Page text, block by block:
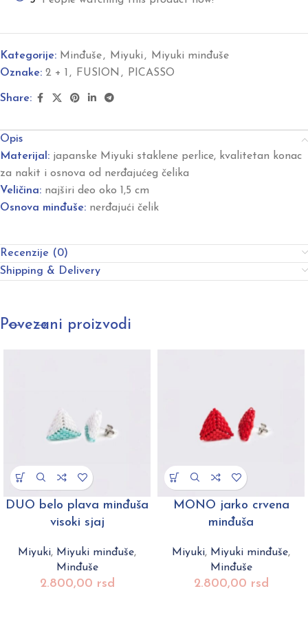
Kategorije: Minđuše, Miyuki , Miyuki minđuše
Oznake: 2 + 1 , FUSION , PICASSO
Share:
Opis
Materijal: japanske Miyuki staklene perlice, kvalitetan konac
za nakit i osnova od nerđajućeg čelika
Veličina: najširi deo oko 1,5 cm
Osnova minđuše: nerđajući čelik
Recenzije (0)
Shipping & Delivery
Povezani proizvodi
DUO belo plava minđuša
visoki sjaj
Miyuki, Miyuki minđuše,
Minđuše
2.800,00 rsd
MONO jarko crvena
minđuša
Miyuki, Miyuki minđuše,
Minđuše
2.800,00 rsd